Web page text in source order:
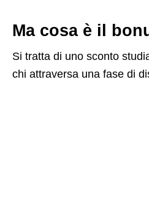
Ma cosa è il
Si tratta di uno sconto
chi attraversa una fase di